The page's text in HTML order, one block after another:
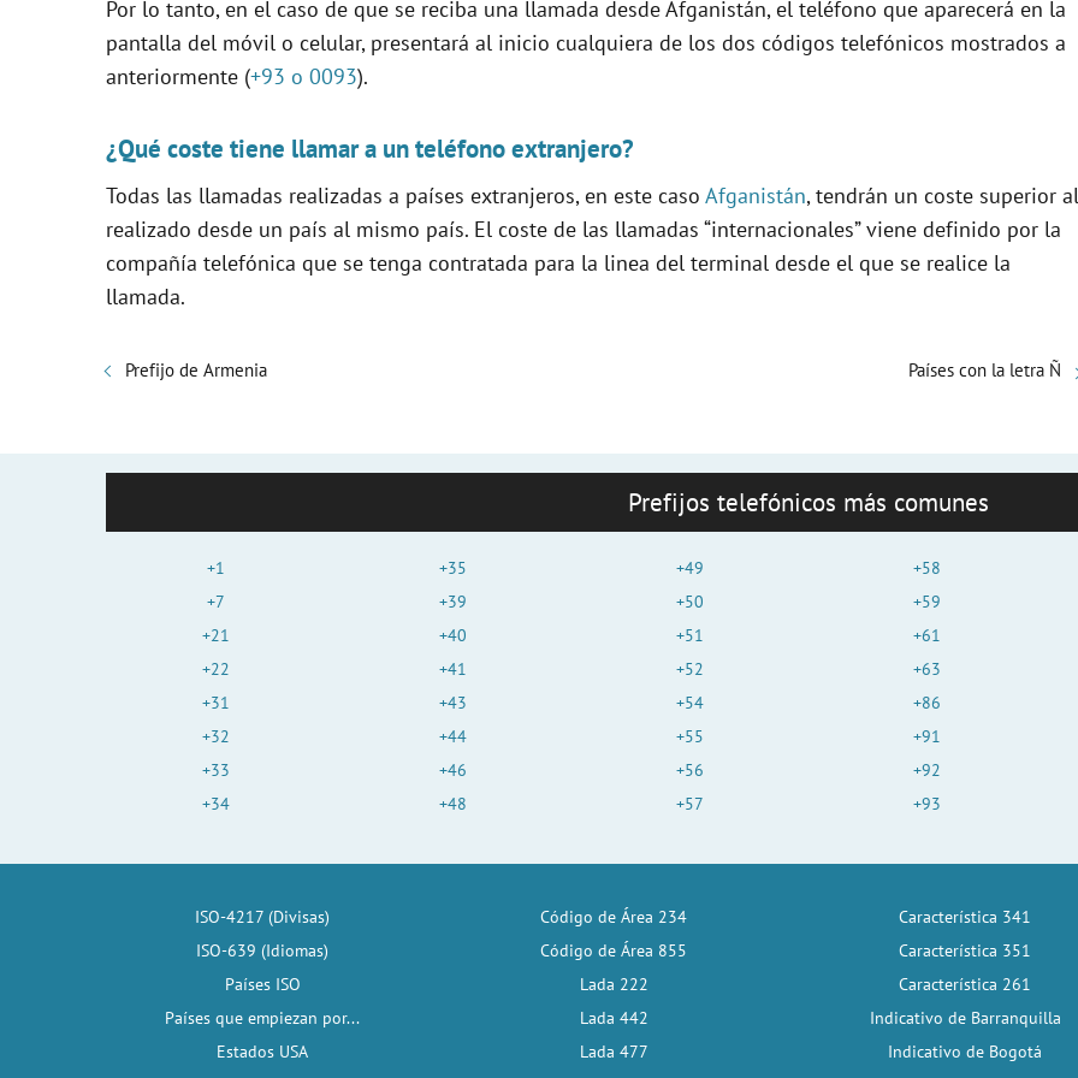
Por lo tanto, en el caso de que se reciba una llamada desde Afganistán, el teléfono que aparecerá en la
pantalla del móvil o celular, presentará al inicio cualquiera de los dos códigos telefónicos mostrados a
anteriormente (+93 o 0093).
¿Qué coste tiene llamar a un teléfono extranjero?
Todas las llamadas realizadas a países extranjeros, en este caso Afganistán, tendrán un coste superior al
realizado desde un país al mismo país. El coste de las llamadas “internacionales” viene definido por la
compañía telefónica que se tenga contratada para la linea del terminal desde el que se realice la
llamada.
Prefijo de Armenia Países con la letra Ñ
Prefijos telefónicos más comunes
+1
+7
+21
+22
+31
+32
+33
+34
+35
+39
+40
+41
+43
+44
+46
+48
+49
+50
+51
+52
+54
+55
+56
+57
+58
+59
+61
+63
+86
+91
+92
+93
ISO-4217 (Divisas)
ISO-639 (Idiomas)
Países ISO
Países que empiezan por...
Estados USA
Código de Área 234
Código de Área 855
Lada 222
Lada 442
Lada 477
Característica 341
Característica 351
Característica 261
Indicativo de Barranquilla
Indicativo de Bogotá